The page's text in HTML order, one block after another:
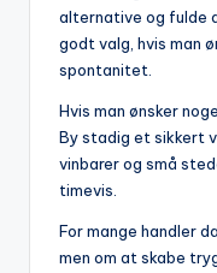
alternative og fulde
godt valg, hvis man
spontanitet.
Hvis man ønsker
By stadig et sikkert
vinbarer og små
timevis.
For mange handler
men om at skabe